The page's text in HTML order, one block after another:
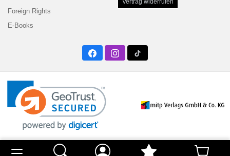
Foreign Rights
E-Books
Vertrag widerrufen
FacebookInstagramTwitter